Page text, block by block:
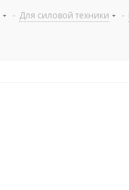
- Для силовой техники -